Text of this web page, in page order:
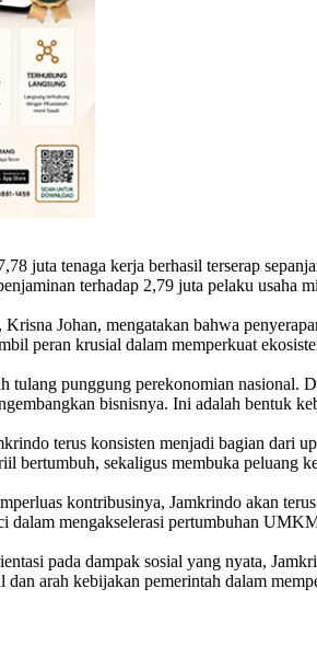
juta tenaga kerja berhasil terserap
terhadap 2,79 juta pelaku
Krisna Johan, mengatakan bahwa
peran krusial dalam memperkuat
tulang punggung perekonomian nasional.
bisnisnya. Ini adalah bentuk
terus konsisten menjadi bagian dari
bertumbuh, sekaligus membuka peluang
kontribusinya, Jamkrindo akan
dalam mengakselerasi pertumbuhan
pada dampak sosial yang nyata,
dan arah kebijakan pemerintah dalam